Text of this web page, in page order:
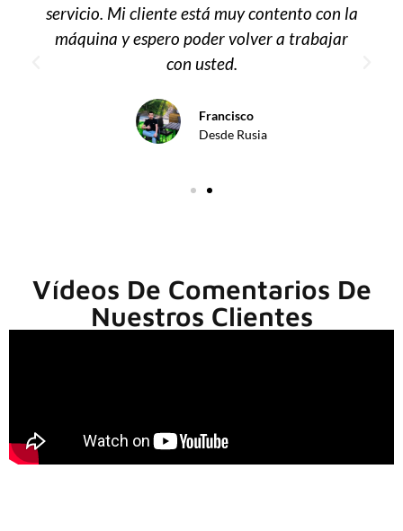
servicio. Mi cliente está muy contento con la
máquina y espero poder volver a trabajar
con usted.
Francisco
Desde Rusia
Vídeos De Comentarios De
Nuestros Clientes